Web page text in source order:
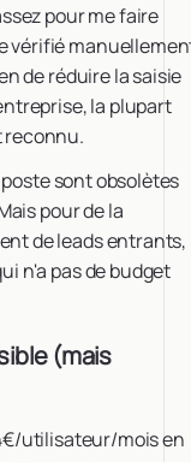
pour me faire
vérifié
de réduire la saisie
la plupart
reconnu.
sont obsolètes
pour de la
de leads entrants,
n'a pas de budget
(mais
utilisateur/mois en